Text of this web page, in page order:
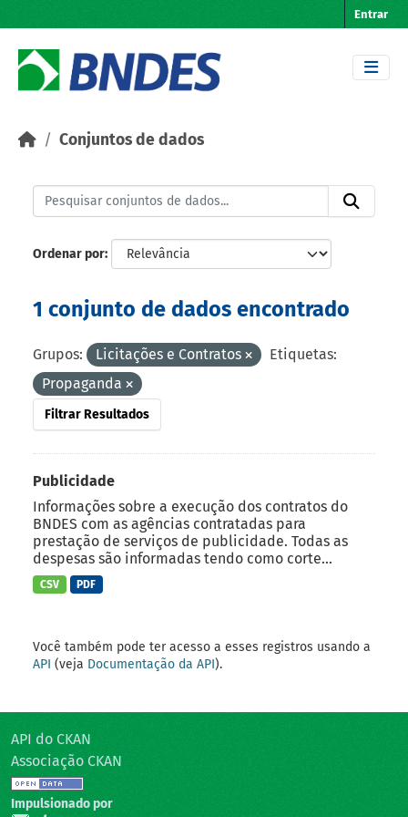
Entrar
Conjuntos de dados
Ordenar por
1 conjunto de dados encontrado
Grupos: Licitações e Contratos
Etiquetas:
Propaganda
Filtrar Resultados
Publicidade
Informações sobre a execução dos contratos do
BNDES com as agências contratadas para
prestação de serviços de publicidade. Todas as
despesas são informadas tendo como corte...
CSV PDF
Você também pode ter acesso a esses registros usando a
API (veja Documentação da API).
API do CKAN
Associação CKAN
Impulsionado por